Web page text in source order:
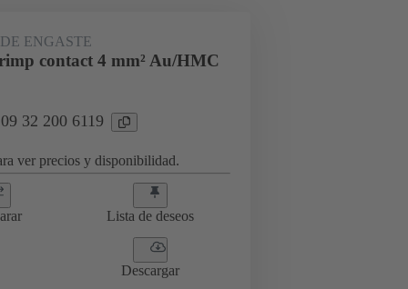
ENGASTE
contact 4 mm² Au/HMC
32 200 6119
ver precios y disponibilidad.
Lista de deseos
Descargar